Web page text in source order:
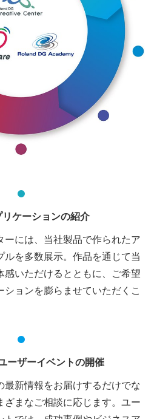
ケーションの紹介
ーには、当社製品で作られたア
ルを多数展示。作品を通じて当
感いただけるとともに、ご希望
ョンを膨らませていただくこ
ーザーイベントの開催
最新情報をお届けするだけでな
ざまなご相談に応じます。ユー